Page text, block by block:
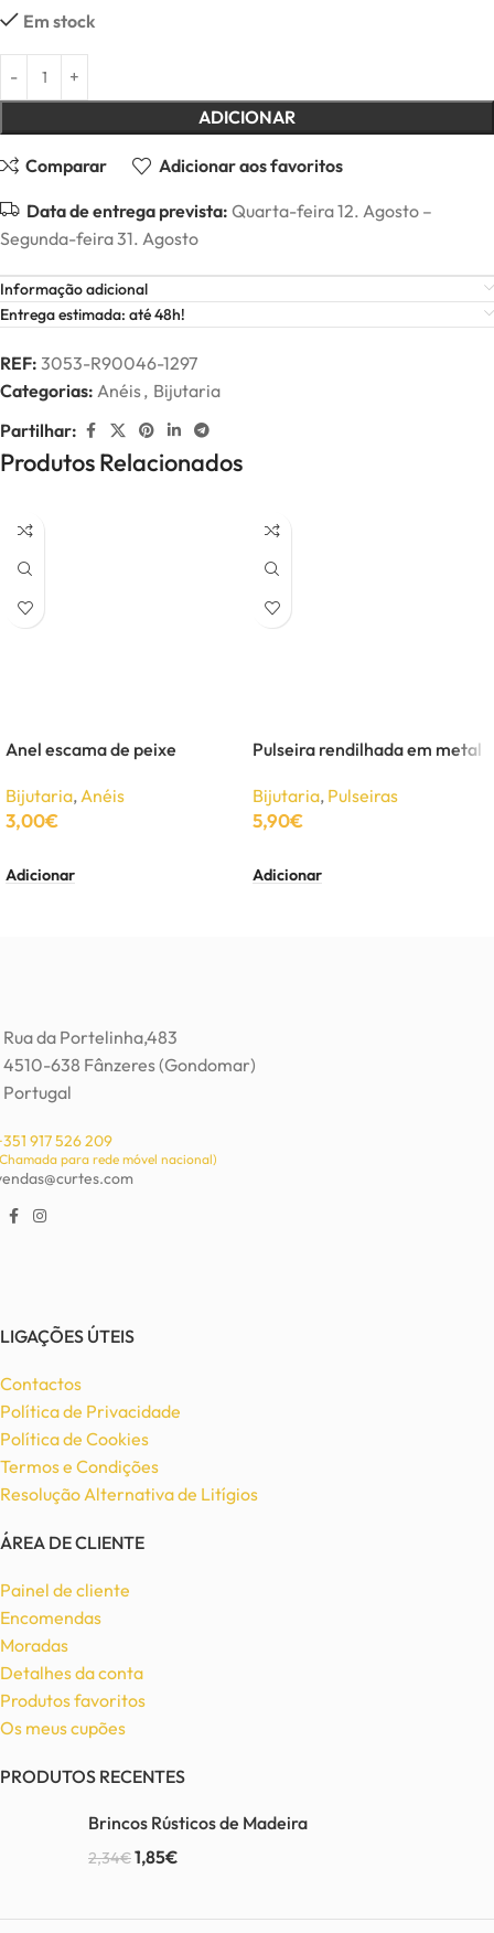
Em stock
ADICIONAR
Comparar Adicionar aos favoritos
Data de entrega prevista: Quarta-feira 12. Agosto –
Segunda-feira 31. Agosto
Informação adicional
Entrega estimada: até 48h!
REF: 3053-R90046-1297
Categorias: Anéis, Bijutaria
Partilhar:
Produtos Relacionados
Anel escama de peixe
Bijutaria, Anéis
3,00€
Adicionar
Pulseira rendilhada em metal
Bijutaria, Pulseiras
5,90€
Adicionar
Rua da Portelinha,483
4510-638 Fânzeres (Gondomar)
Portugal
917 526 209
para rede móvel nacional)
LIGAÇÕES ÚTEIS
Contactos
Política de Privacidade
Política de Cookies
Termos e Condições
Resolução Alternativa de Litígios
ÁREA DE CLIENTE
Painel de cliente
Encomendas
Moradas
Detalhes da conta
Produtos favoritos
Os meus cupões
PRODUTOS RECENTES
Brincos Rústicos de Madeira
2,34€1,85€